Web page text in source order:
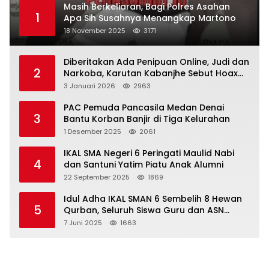
1
Masih Berkeliaran, Bagi Polres Asahan
Apa Sih Susahnya Menangkap Martono
18 November 2025 3171
2
Diberitakan Ada Penipuan Online, Judi dan
Narkoba, Karutan Kabanjhe Sebut Hoax
dan Berita Tak Beryanggungjawab
3 Januari 2026 2963
3
PAC Pemuda Pancasila Medan Denai
Bantu Korban Banjir di Tiga Kelurahan
1 Desember 2025 2061
4
IKAL SMA Negeri 6 Peringati Maulid Nabi
dan Santuni Yatim Piatu Anak Alumni
22 September 2025 1869
5
Idul Adha IKAL SMAN 6 Sembelih 8 Hewan
Qurban, Seluruh Siswa Guru dan ASN
Dapat Daging
7 Juni 2025 1663